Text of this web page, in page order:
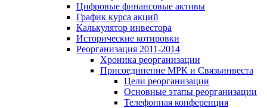
Цифровые финансовые активы
График курса акций
Калькулятор инвестора
Исторические котировки
Реорганизация 2011-2014
Хроника реорганизации
Присоединение МРК и Связьинвеста
Цели реорганизации
Основные этапы реорганизации
Телефонная конференция